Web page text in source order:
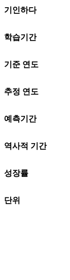
기인하다
학습기간
기준 연도
추정 연도
예측기간
역사적 기간
성장률
단위